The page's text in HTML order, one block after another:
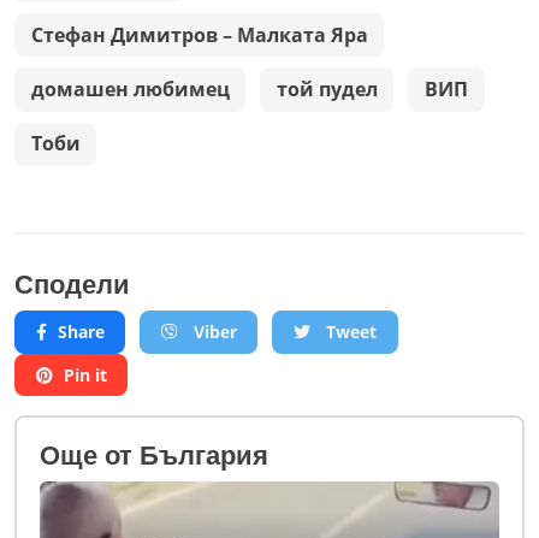
Стефан Димитров – Малката Яра
домашен любимец той пудел ВИП
Тоби
Сподели
Share Viber
Tweet
Pin it
Oще от България